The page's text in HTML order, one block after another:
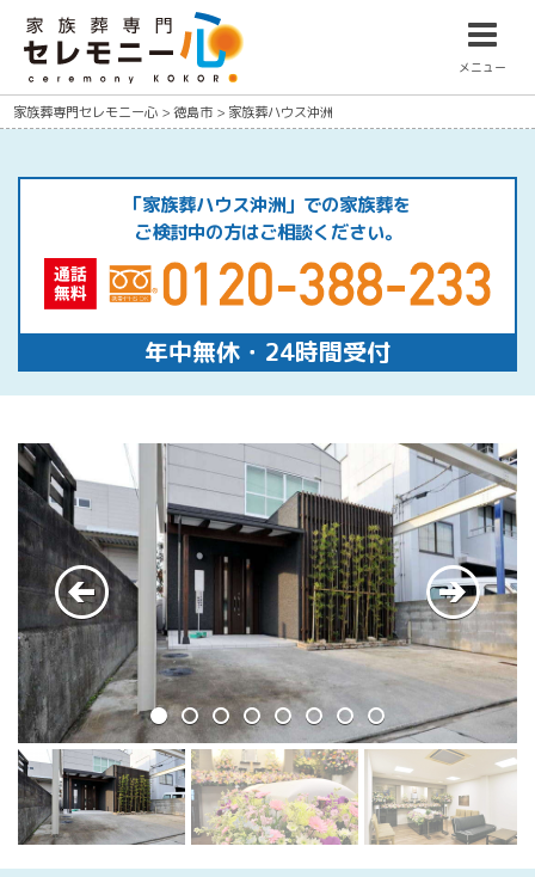
メニュー
家族葬専門セレモニー心 >徳島市 > 家族葬ハウス沖洲
「家族葬ハウス沖洲」での家族葬を
ご検討中の方はご相談ください。
年中無休・24時間受付